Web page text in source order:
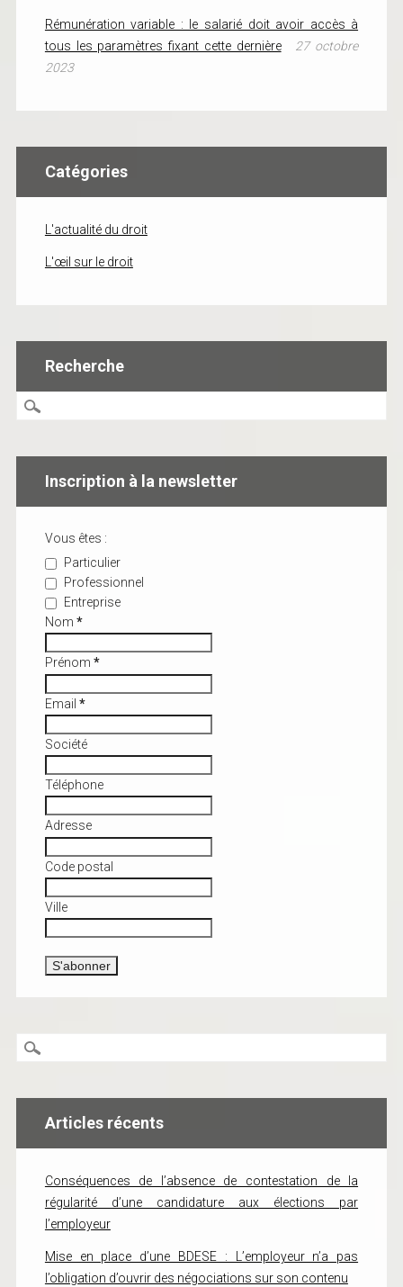
Rémunération variable : le salarié doit avoir accès à
tous les paramètres fixant cette dernière
27 octobre
2023
Catégories
L'actualité du droit
L'œil sur le droit
Recherche
Inscription à la newsletter
Vous êtes :
Particulier
Professionnel
Entreprise
Nom *
Prénom *
Email *
Société
Téléphone
Adresse
Code postal
Ville
Articles récents
Conséquences de l’absence de contestation de la
régularité d’une candidature aux élections par
l’employeur
Mise en place d’une BDESE : L’employeur n’a pas
l’obligation d’ouvrir des négociations sur son contenu